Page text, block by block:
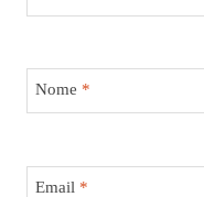
Nome *
Email *